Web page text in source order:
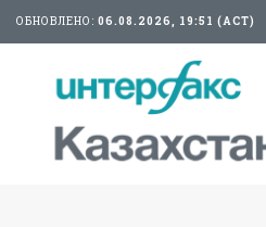
ОБНОВЛЕНО: 06.08.2026, 19:51 (АСТ)